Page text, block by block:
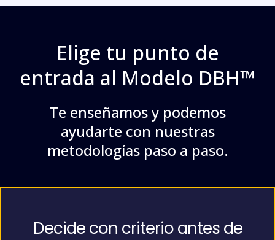
Elige tu punto de
entrada al Modelo DBH™
Te enseñamos y podemos
ayudarte con nuestras
metodologías paso a paso.
Decide con criterio antes de